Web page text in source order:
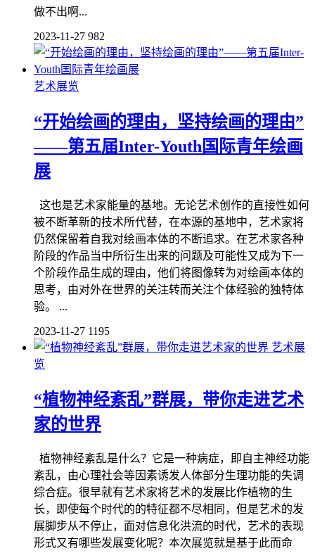
做不出啊...
2023-11-27 982
艺术展览
“开始绘画的理由，坚持绘画的理由”
——第五届Inter-Youth国际青年绘画
展
这也是艺术家能量的基地。无论艺术创作的直接性如何
被不断革新的技术所代替，在本源的基地中，艺术家将
仍然保留着自我对绘画本体的不断追求。在艺术家各种
阶段的作品当中所衍生出来的问题及可能性又成为下一
个阶段作品生成的理由，他们将图像转为对绘画本体的
思考，由对外在世界的关注转而关注个体经验的独特体
验。 ...
2023-11-27 1195
艺术展
览
“植物神经紊乱”群展，带你走进艺术
家的世界
植物神经紊乱是什么？它是一种病症，即自主神经功能
紊乱，由心理社会等因素诱发人体部分生理功能的失调
综合症。很早就有艺术家将艺术的发展比作植物的生
长，即使每个时代的的特征都不尽相同，但是艺术的发
展脚步从不停止，面对信息化洪流的时代，艺术的表现
形式又有哪些发展变化呢？本次展览就是基于此而命